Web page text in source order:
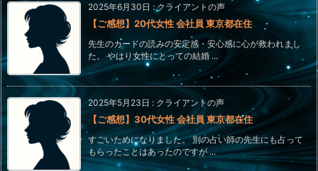
2025年6月30日 :クライアントの声
【ご感想】20代女性 会社員 東京都在住
先生のカードの読みの安定感・安心感に心が救われまし
た。 やはり女性にとっての結婚 ...
2025年5月23日 : クライアントの声
【ご感想】30代女性 会社員 東京都在住
すごいためになりました。 別の占い師の先生にも占って
もらったことはあったのですが ...